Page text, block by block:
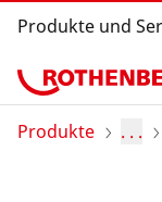
Produkte und
Produkte
Produkte . . .